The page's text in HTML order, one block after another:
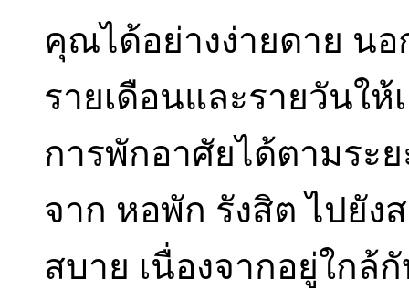
คุณได้อย่างง่ายดาย น
รายเดือนและรายวันใ
การพักอาศัยได้ตามระย
จาก หอพัก รังสิต ไปยั
สบาย เนื่องจากอยู่ใก